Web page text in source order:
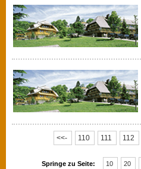
<<- 110 111 112
Springe zu Seite: 10 20